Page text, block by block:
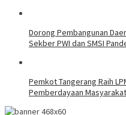
Dorong Pembangunan
Sekber PWI dan SMSI
Pemkot Tangerang Raih
Pemberdayaan Masyarakat